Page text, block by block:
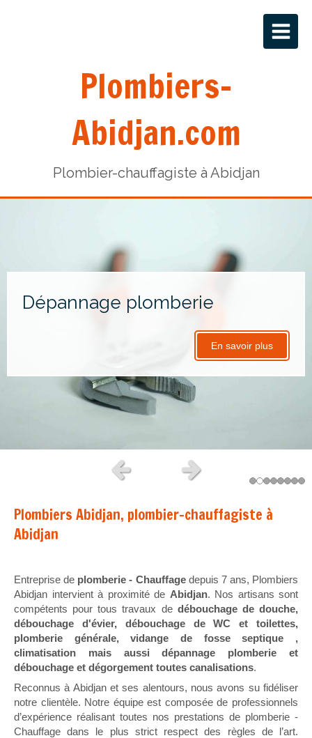
Plombiers-
Abidjan.com
Plombier-chauffagiste à Abidjan
Dépannage plomberie
En savoir plus
Slide précédentSlide suivant
Plombiers Abidjan, plombier-chauffagiste à
Abidjan
Entreprise de plomberie - Chauffagedepuis 7 ans, Plombiers
Abidjan intervient à proximité de Abidjan. Nos artisans sont
compétents pour tous travaux de débouchage de douche,
débouchage d'évier, débouchage de WC et toilettes,
plomberie générale, vidange de fosse septique ,
climatisation mais aussi dépannage plomberie et
débouchage et dégorgement toutes canalisations.
Reconnus à Abidjan et ses alentours, nous avons su fidéliser
notre clientèle. Notre équipe est composée de professionnels
d’expérience réalisant toutes nos prestations de plomberie -
Chauffage dans le plus strict respect des règles de l’art.